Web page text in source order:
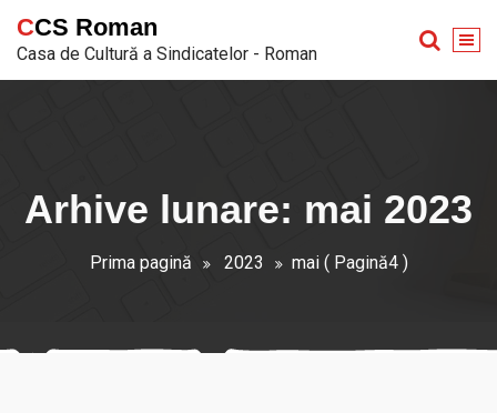
conținut
CCS Roman
Casa de Cultură a Sindicatelor - Roman
Arhive lunare: mai 2023
Prima pagină 2023 mai( Pagină4 )